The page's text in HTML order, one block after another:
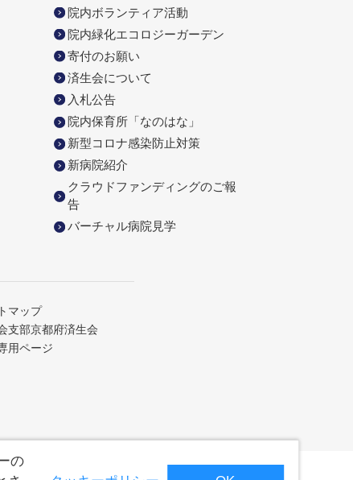
院内ボランティア活動
院内緑化エコロジーガーデン
寄付のお願い
済生会について
入札公告
院内保育所「なのはな」
新型コロナ感染防止対策
新病院紹介
クラウドファンディングのご報
告
バーチャル病院見学
マップ
支部京都府済生会
用ページ
の